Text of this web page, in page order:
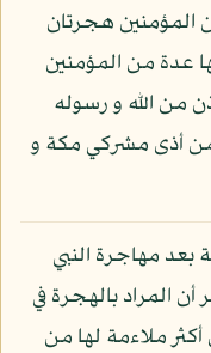
هجرتان
عدة من المؤمنين
من الله و رسوله
من أذى مشركي مكة و
بعد مهاجرة النبي
أن المراد بالهجرة في
أكثر ملاءمة لها من